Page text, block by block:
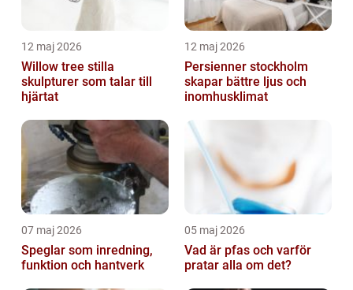
12 maj 2026
Willow tree stilla
skulpturer som talar till
hjärtat
12 maj 2026
Persienner stockholm
skapar bättre ljus och
inomhusklimat
07 maj 2026
Speglar som inredning,
funktion och hantverk
05 maj 2026
Vad är pfas och varför
pratar alla om det?